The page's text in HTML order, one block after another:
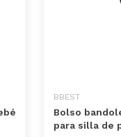
BBEST
Bolso
para silla de